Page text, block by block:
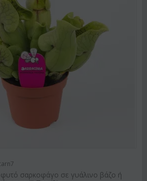
σαρκοφάγο σε γυάλινο βάζο ή